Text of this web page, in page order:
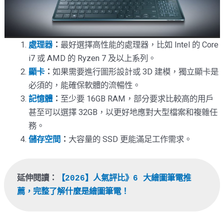
處理器： 最好選擇高性能的處理器，比如 Intel 的 Core
i7 或 AMD 的 Ryzen 7 及以上系列。
顯卡：如果需要進行圖形設計或 3D 建模，獨立顯卡是
必須的，能確保軟體的流暢性。
記憶體： 至少要 16GB RAM，部分要求比較高的用戶
甚至可以選擇 32GB，以更好地應對大型檔案和複雜任
務。
儲存空間 ： 大容量的 SSD 更能滿足工作需求。
延伸閱讀：
【2026】人氣評比》6 大繪圖筆電推
薦，完整了解什麼是繪圖筆電！